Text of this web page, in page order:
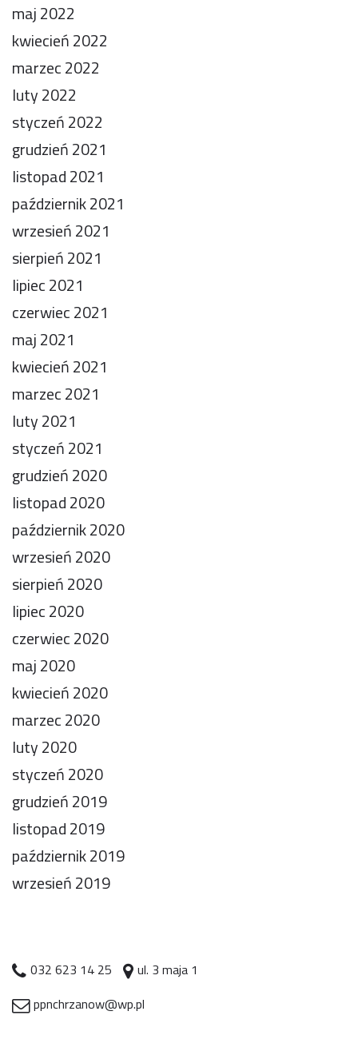
maj 2022
kwiecień 2022
marzec 2022
luty 2022
styczeń 2022
grudzień 2021
listopad 2021
październik 2021
wrzesień 2021
sierpień 2021
lipiec 2021
czerwiec 2021
maj 2021
kwiecień 2021
marzec 2021
luty 2021
styczeń 2021
grudzień 2020
listopad 2020
październik 2020
wrzesień 2020
sierpień 2020
lipiec 2020
czerwiec 2020
maj 2020
kwiecień 2020
marzec 2020
luty 2020
styczeń 2020
grudzień 2019
listopad 2019
październik 2019
wrzesień 2019
032 623 14 25
ul. 3 maja 1
ppnchrzanow@wp.pl